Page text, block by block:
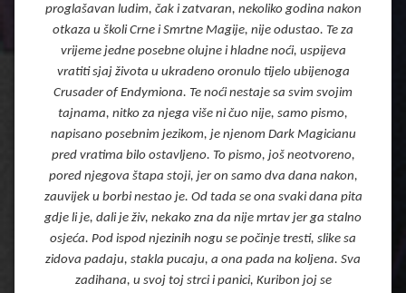
proglašavan ludim, čak i zatvaran, nekoliko godina nakon
otkaza u školi Crne i Smrtne Magije, nije odustao. Te za
vrijeme jedne posebne olujne i hladne noći, uspijeva
vratiti sjaj života u ukradeno oronulo tijelo ubijenoga
Crusader of Endymiona. Te noći nestaje sa svim svojim
tajnama, nitko za njega više ni čuo nije, samo pismo,
napisano posebnim jezikom, je njenom Dark Magicianu
pred vratima bilo ostavljeno. To pismo, još neotvoreno,
pored njegova štapa stoji, jer on samo dva dana nakon,
zauvijek u borbi nestao je. Od tada se ona svaki dana pita
gdje li je, dali je živ, nekako zna da nije mrtav jer ga stalno
osjeća. Pod ispod njezinih nogu se počinje tresti, slike sa
zidova padaju, stakla pucaju, a ona pada na koljena. Sva
zadihana, u svoj toj strci i panici, Kuribon joj se